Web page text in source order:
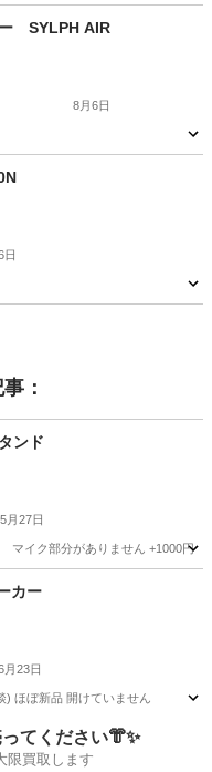
ー SYLPH AIR
8月6日
日
：
ンド
5月27日
イク部分がありません +1000円で
Razer
カー
月23日
) ほぼ新品 開けていません
てください👘✨
限買取します